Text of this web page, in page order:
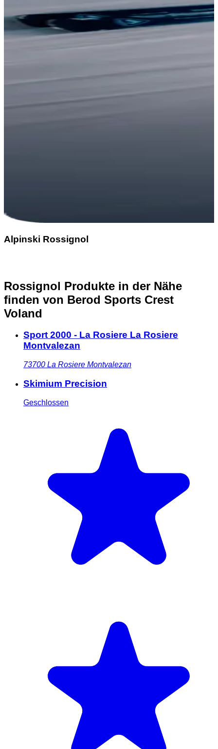
Alpinski Rossignol
Rossignol Produkte in der Nähe
finden von Berod Sports Crest
Voland
Sport 2000 - La Rosiere La Rosiere
Montvalezan
73700 La Rosiere Montvalezan
Skimium Precision
Geschlossen